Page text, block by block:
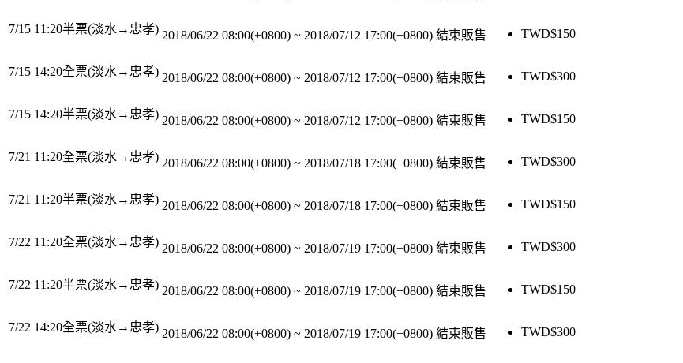
7/15 11:20半票(淡水→忠孝) 2018/06/22 08:00(+0800) ~ 2018/07/12 17:00(+0800) 結束販售 TWD$150
7/15 14:20全票(淡水→忠孝) 2018/06/22 08:00(+0800) ~ 2018/07/12 17:00(+0800) 結束販售 TWD$300
7/15 14:20半票(淡水→忠孝) 2018/06/22 08:00(+0800) ~ 2018/07/12 17:00(+0800) 結束販售 TWD$150
7/21 11:20全票(淡水→忠孝) 2018/06/22 08:00(+0800) ~ 2018/07/18 17:00(+0800) 結束販售 TWD$300
7/21 11:20半票(淡水→忠孝) 2018/06/22 08:00(+0800) ~ 2018/07/18 17:00(+0800) 結束販售 TWD$150
7/22 11:20全票(淡水→忠孝) 2018/06/22 08:00(+0800) ~ 2018/07/19 17:00(+0800) 結束販售 TWD$300
7/22 11:20半票(淡水→忠孝) 2018/06/22 08:00(+0800) ~ 2018/07/19 17:00(+0800) 結束販售 TWD$150
7/22 14:20全票(淡水→忠孝) 2018/06/22 08:00(+0800) ~ 2018/07/19 17:00(+0800) 結束販售 TWD$300